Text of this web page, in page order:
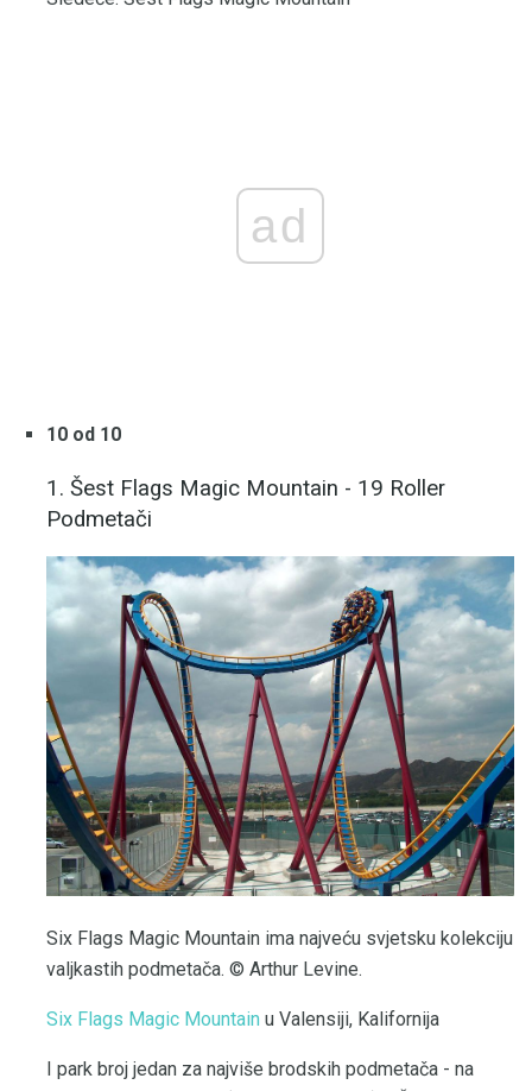
ad
10 od 10
1. Šest Flags Magic Mountain - 19 Roller
Podmetači
Six Flags Magic Mountain ima najveću svjetsku kolekciju
valjkastih podmetača. © Arthur Levine.
Six Flags Magic Mountain u Valensiji, Kalifornija
I park broj jedan za najviše brodskih podmetača - na